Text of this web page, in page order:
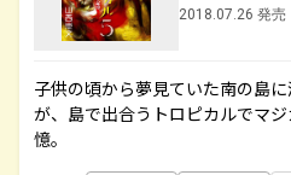
2018.07.26 発売
子供の頃から夢見ていた南の島
が、島で出合うトロピカルでマ
憶。